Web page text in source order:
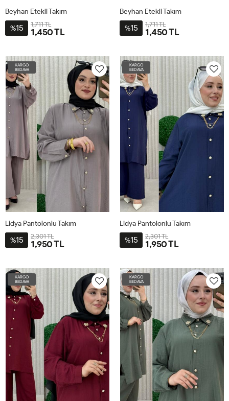
BDN-
Beyhan Etekli Takım
%15 1,711 TL
1,450 TL
BDN-
Beyhan Etekli Takım
%15 1,711 TL
1,450 TL
KARGO
BEDAVA
56
Lidya Pantolonlu Takım
%15 2,301 TL
1,950 TL
KARGO
BEDAVA
56
Lidya Pantolonlu Takım
%15 2,301 TL
1,950 TL
KARGO
BEDAVA
KARGO
BEDAVA